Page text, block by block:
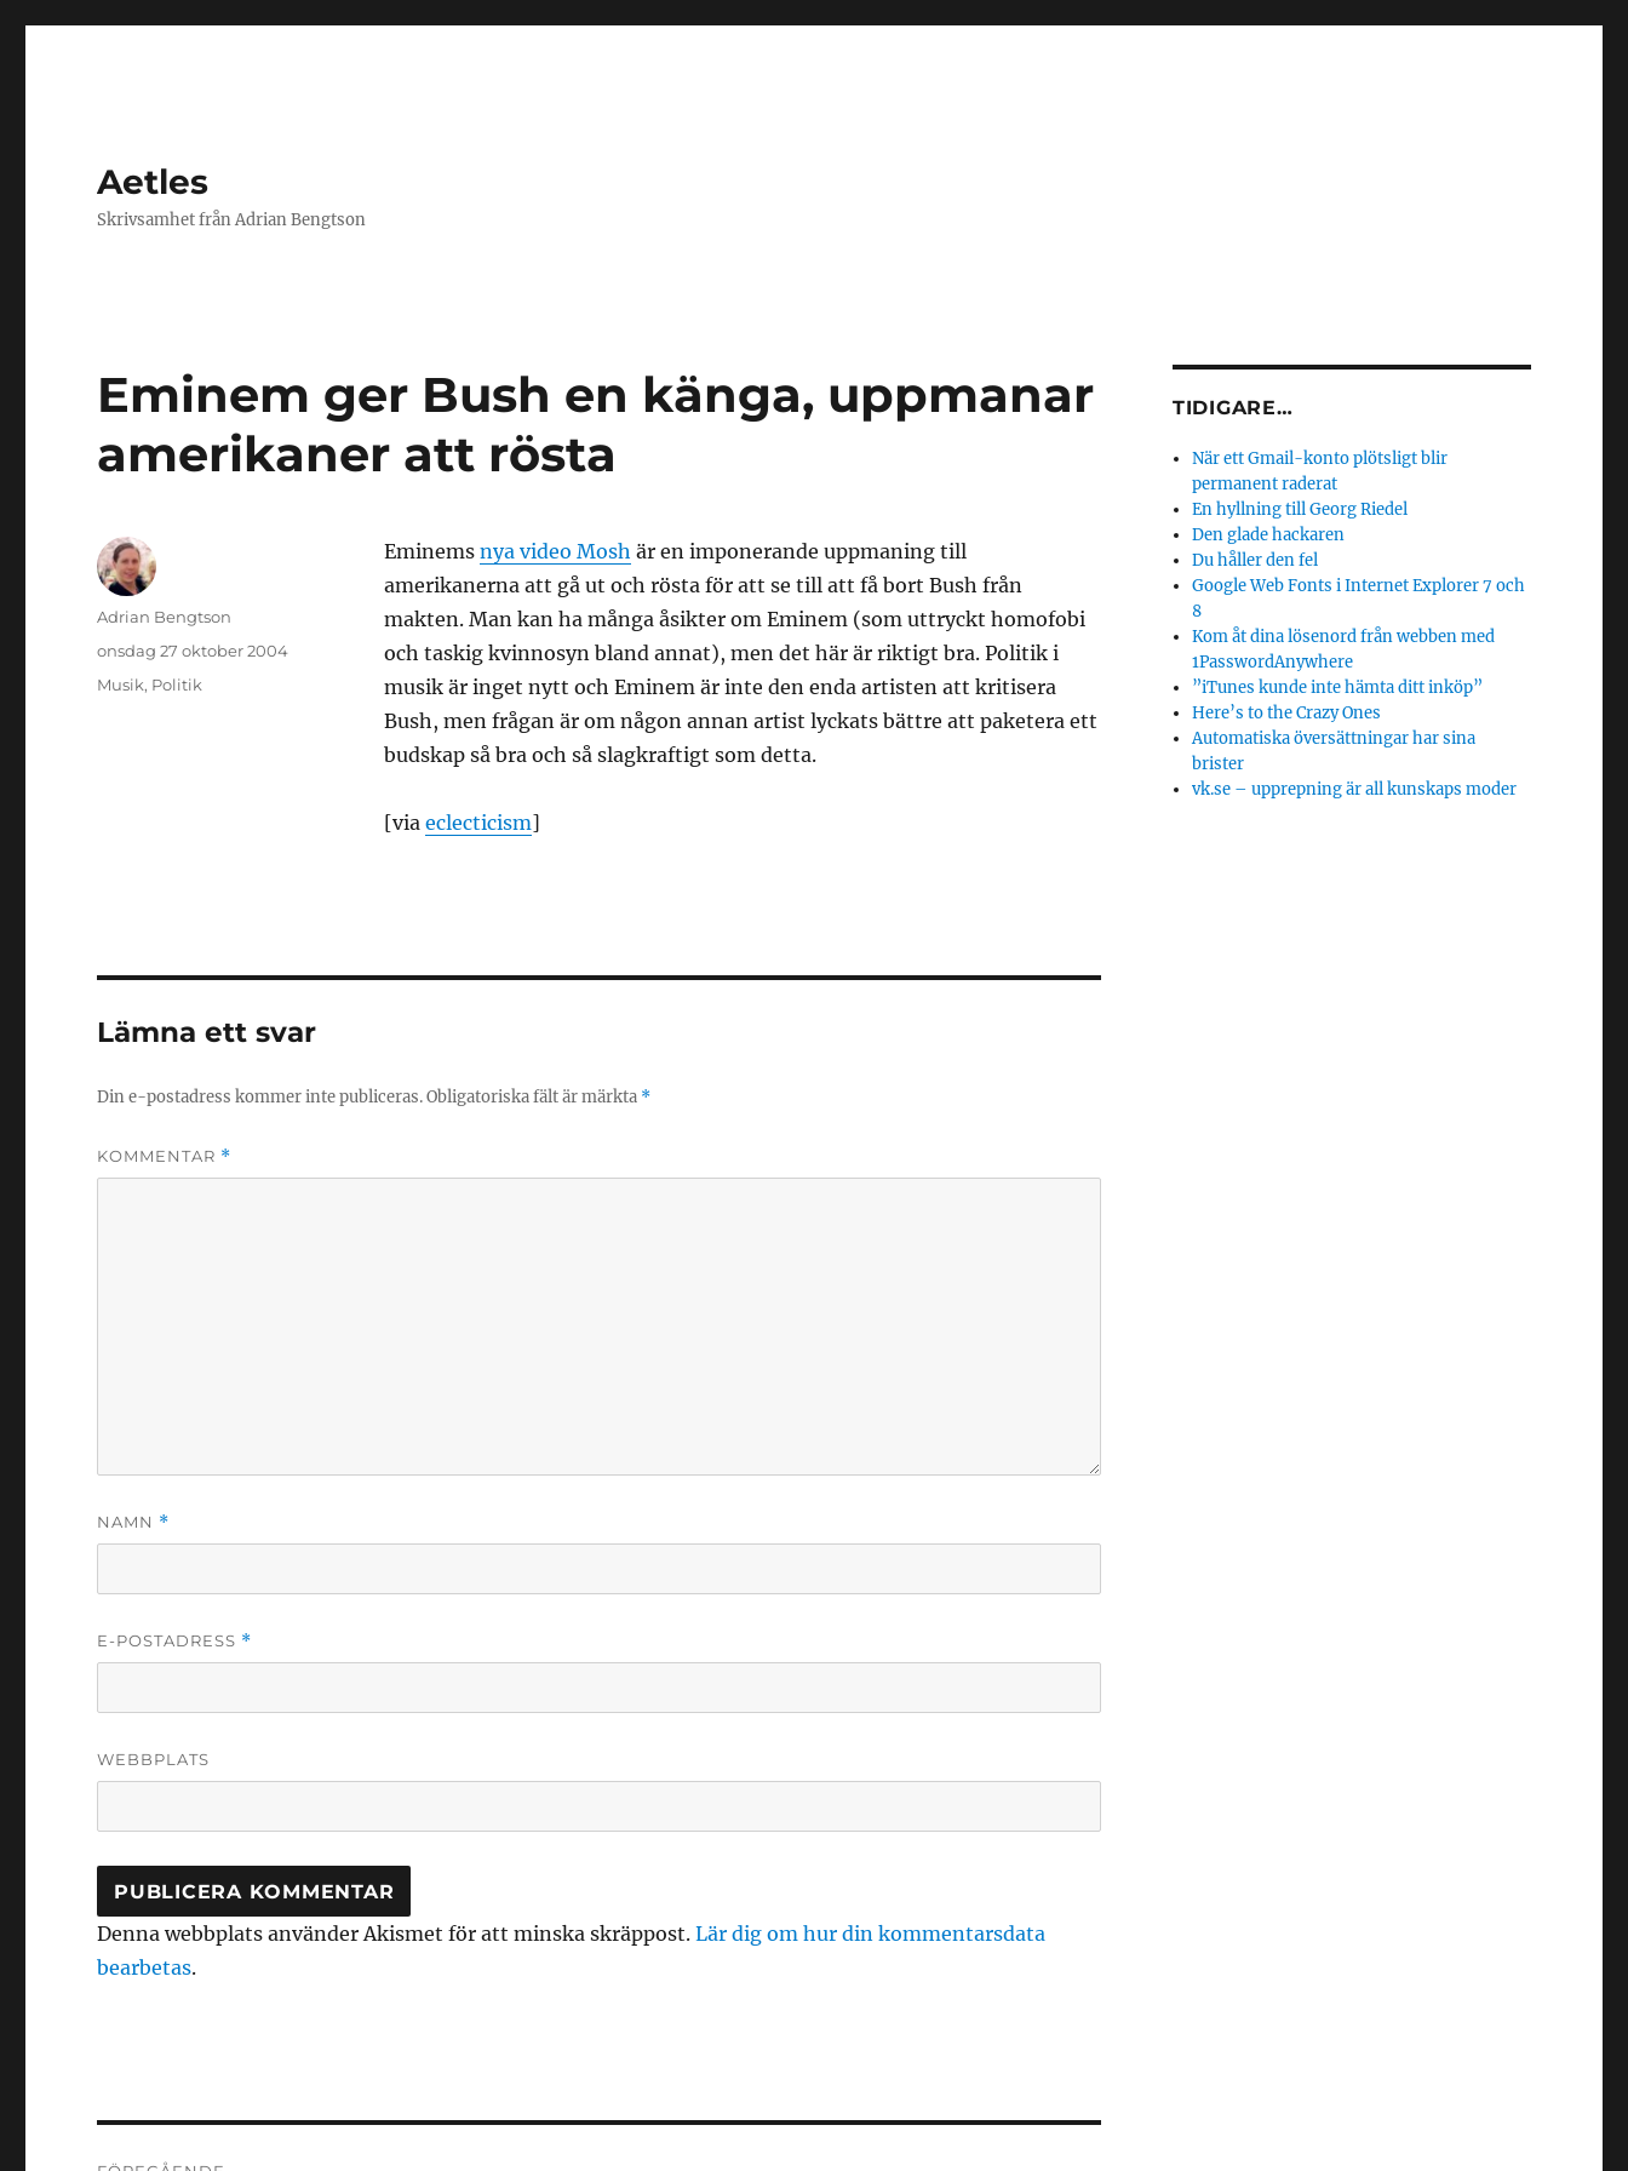
Aetles
Skrivsamhet från Adrian Bengtson
Eminem ger Bush en känga, uppmanar
amerikaner att rösta
Eminems nya video Mosh är en imponerande uppmaning till
amerikanerna att gå ut och rösta för att se till att få bort Bush från
makten. Man kan ha många åsikter om Eminem (som uttryckt homofobi
och taskig kvinnosyn bland annat), men det här är riktigt bra. Politik i
musik är inget nytt och Eminem är inte den enda artisten att kritisera
Bush, men frågan är om någon annan artist lyckats bättre att paketera ett
budskap så bra och så slagkraftigt som detta.
[via eclecticism]
Författare
Adrian Bengtson
Publicerat
onsdag 27 oktober 2004
Kategorier
Musik, Politik
Lämna ett svar
Din e-postadress kommer inte publiceras.Obligatoriska fält är märkta *
KOMMENTAR *
NAMN *
E-POSTADRESS *
WEBBPLATS
Denna webbplats använder Akismet för att minska skräppost.Lär dig om hur din kommentarsdata
bearbetas.
TIDIGARE…
När ett Gmail-konto plötsligt blir
permanent raderat
En hyllning till Georg Riedel
Den glade hackaren
Du håller den fel
Google Web Fonts i Internet Explorer 7 och
8
Kom åt dina lösenord från webben med
1PasswordAnywhere
”iTunes kunde inte hämta ditt inköp”
Here’s to the Crazy Ones
Automatiska översättningar har sina
brister
vk.se – upprepning är all kunskaps moder